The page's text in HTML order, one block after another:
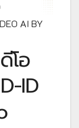
AI BY
โอ
ID